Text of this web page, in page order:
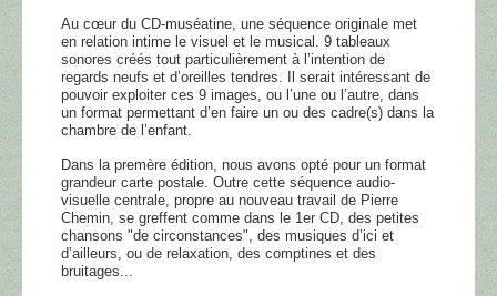
Au cœur du CD-muséatine, une séquence originale met
en relation intime le visuel et le musical. 9 tableaux
sonores créés tout particulièrement à l’intention de
regards neufs et d’oreilles tendres. Il serait intéressant de
pouvoir exploiter ces 9 images, ou l’une ou l’autre, dans
un format permettant d’en faire un ou des cadre(s) dans la
chambre de l’enfant.
Dans la premère édition, nous avons opté pour un format
grandeur carte postale. Outre cette séquence audio-
visuelle centrale, propre au nouveau travail de Pierre
Chemin, se greffent comme dans le 1er CD, des petites
chansons "de circonstances", des musiques d’ici et
d’ailleurs, ou de relaxation, des comptines et des
bruitages...